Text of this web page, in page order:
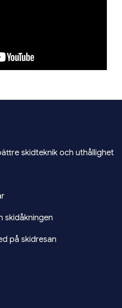
skidteknik och uthållighet
skidåkningen
på skidresan